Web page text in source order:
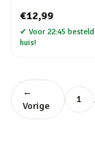
€12,99
✔ Voor 22:45
huis!
←
Vorige
1